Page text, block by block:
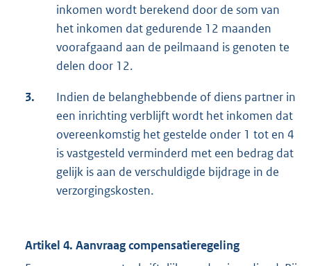
inkomen wordt berekend door de som van
het inkomen dat gedurende 12 maanden
voorafgaand aan de peilmaand is genoten te
delen door 12.
3.
Indien de belanghebbende of diens partner in
een inrichting verblijft wordt het inkomen dat
overeenkomstig het gestelde onder 1 tot en 4
is vastgesteld verminderd met een bedrag dat
gelijk is aan de verschuldigde bijdrage in de
verzorgingskosten.
Artikel 4. Aanvraag compensatieregeling